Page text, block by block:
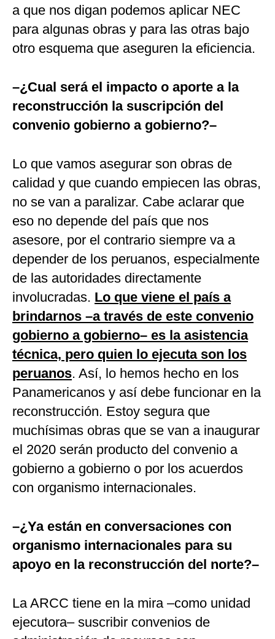
a que nos digan podemos aplicar NEC
para algunas obras y para las otras bajo
otro esquema que aseguren la eficiencia.
–¿Cual será el impacto o aporte a la
reconstrucción la suscripción del
convenio gobierno a gobierno?–
Lo que vamos asegurar son obras de
calidad y que cuando empiecen las obras,
no se van a paralizar. Cabe aclarar que
eso no depende del país que nos
asesore, por el contrario siempre va a
depender de los peruanos, especialmente
de las autoridades directamente
involucradas. Lo que viene el país a
brindarnos –a través de este convenio
gobierno a gobierno– es la asistencia
técnica, pero quien lo ejecuta son los
peruanos. Así, lo hemos hecho en los
Panamericanos y así debe funcionar en la
reconstrucción. Estoy segura que
muchísimas obras que se van a inaugurar
el 2020 serán producto del convenio a
gobierno a gobierno o por los acuerdos
con organismo internacionales.
–¿Ya están en conversaciones con
organismo internacionales para su
apoyo en la reconstrucción del norte?–
La ARCC tiene en la mira –como unidad
ejecutora– suscribir convenios de